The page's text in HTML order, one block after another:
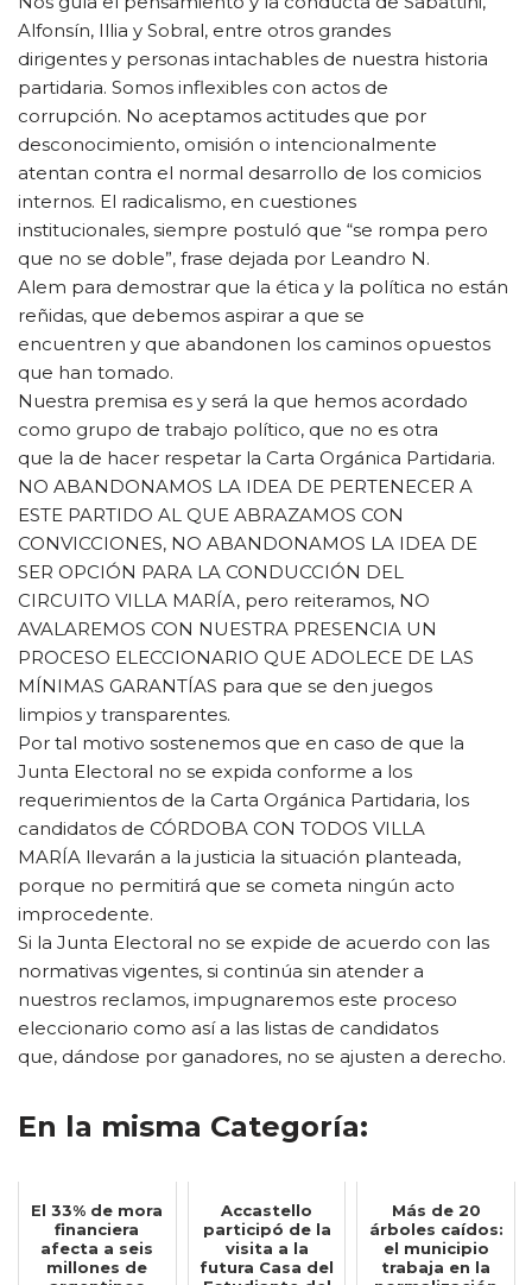
Alfonsín, Illia y Sobral, entre otros grandes
dirigentes y personas intachables de nuestra historia
partidaria. Somos inflexibles con actos de
corrupción. No aceptamos actitudes que por
desconocimiento, omisión o intencionalmente
atentan contra el normal desarrollo de los comicios
internos. El radicalismo, en cuestiones
institucionales, siempre postuló que “se rompa pero
que no se doble”, frase dejada por Leandro N.
Alem para demostrar que la ética y la política no están
reñidas, que debemos aspirar a que se
encuentren y que abandonen los caminos opuestos
que han tomado.
Nuestra premisa es y será la que hemos acordado
como grupo de trabajo político, que no es otra
que la de hacer respetar la Carta Orgánica Partidaria.
NO ABANDONAMOS LA IDEA DE PERTENECER A
ESTE PARTIDO AL QUE ABRAZAMOS CON
CONVICCIONES, NO ABANDONAMOS LA IDEA DE
SER OPCIÓN PARA LA CONDUCCIÓN DEL
CIRCUITO VILLA MARÍA, pero reiteramos, NO
AVALAREMOS CON NUESTRA PRESENCIA UN
PROCESO ELECCIONARIO QUE ADOLECE DE LAS
MÍNIMAS GARANTÍAS para que se den juegos
limpios y transparentes.
Por tal motivo sostenemos que en caso de que la
Junta Electoral no se expida conforme a los
requerimientos de la Carta Orgánica Partidaria, los
candidatos de CÓRDOBA CON TODOS VILLA
MARÍA llevarán a la justicia la situación planteada,
porque no permitirá que se cometa ningún acto
improcedente.
Si la Junta Electoral no se expide de acuerdo con las
normativas vigentes, si continúa sin atender a
nuestros reclamos, impugnaremos este proceso
eleccionario como así a las listas de candidatos
que, dándose por ganadores, no se ajusten a derecho.
En la misma Categoría:
El 33% de mora
financiera
afecta a seis
millones de
Accastello
participó de la
visita a la
futura Casa del
Más de 20
árboles caídos:
el municipio
trabaja en la